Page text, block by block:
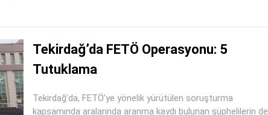
Tekirdağ’da FETÖ Operasyonu: 5
Tutuklama
Tekirdağ’da, FETÖ’ye yönelik yürütülen soruşturma
kapsamında aralarında aranma kaydı bulunan şüphelilerin de